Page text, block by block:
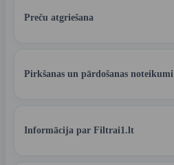
Preču atgriešana
Pirkšanas un pārdošanas noteikumi
Informācija par Filtrai1.lt